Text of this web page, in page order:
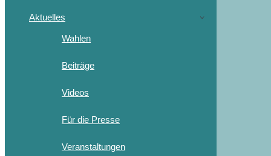
Aktuelles
Wahlen
Beiträge
Videos
Für die Presse
Veranstaltungen